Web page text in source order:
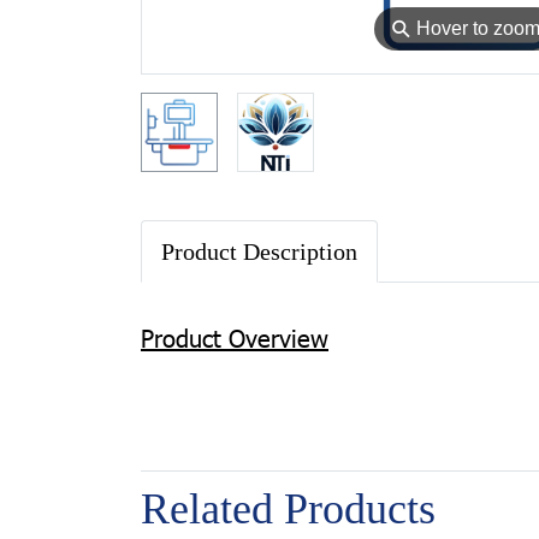
⚲ Hover to zoom
Product Description
Product Overview
Related Products